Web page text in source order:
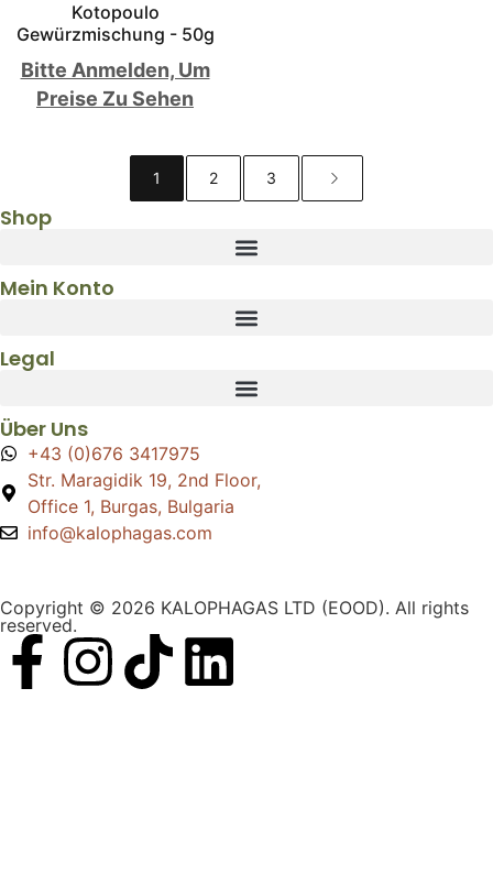
Kotopoulo
Gewürzmischung - 50g
Bitte Anmelden, Um
Preise Zu Sehen
1 2 3
Shop
Mein Konto
Legal
Über Uns
+43 (0)676 3417975
Str. Maragidik 19, 2nd Floor,
Office 1, Burgas, Bulgaria
info@kalophagas.com
Copyright © 2026 KALOPHAGAS LTD (EOOD). All rights
reserved.